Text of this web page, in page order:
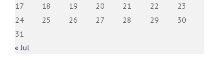
17
18 19 20 21 22
23
24
25 26 27 28 29
30
31
« Jul